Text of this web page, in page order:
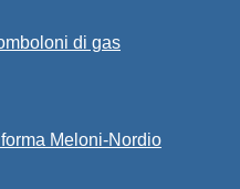
di gas
Meloni-Nordio